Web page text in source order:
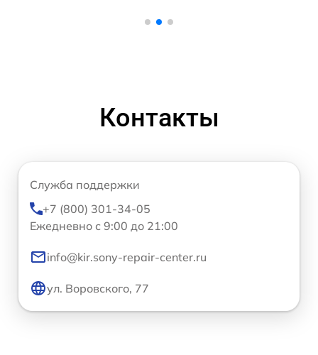
Контакты
Служба поддержки
+7 (800) 301-34-05
Ежедневно с 9:00 до 21:00
info@kir.sony-repair-center.ru
ул. Воровского, 77